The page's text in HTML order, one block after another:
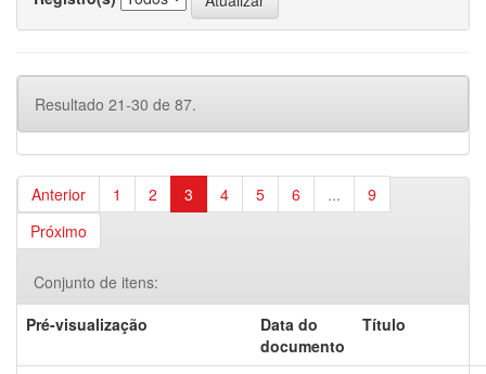
Resultado 21-30 de 87.
Anterior 1 2 3 4 5 6 ...
9
Próximo
Conjunto de itens:
Pré-visualização
Data do
documento
Título